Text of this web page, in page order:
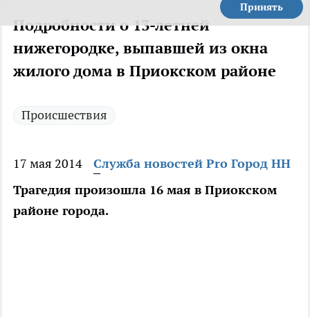
Принять
Подробности о 13-летней
нижегородке, выпавшей из окна
жилого дома в Приокском районе
Происшествия
17 мая 2014
Служба новостей Pro Город НН
Трагедия произошла 16 мая в Приокском
районе города.